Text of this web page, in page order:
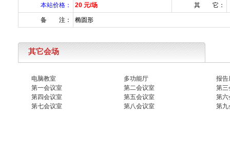
本站价格： 20 元/场 其 它：
备 注： 椭圆形
其它会场
电脑教室 多功能厅
报告
第一会议室
第二会议室
第三
第四会议室
第五会议室
第六
第七会议室
第八会议室 第九